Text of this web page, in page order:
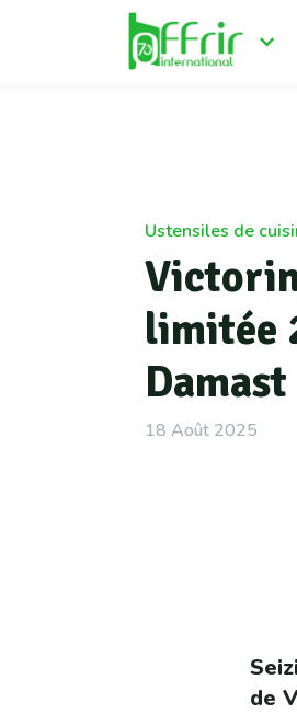
Ustensiles de
limitée
Damast
18 Août 2025
de